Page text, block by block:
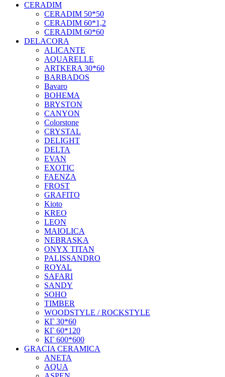
CERADIM
CERADIM 50*50
CERADIM 60*1,2
CERADIM 60*60
DELACORA
ALICANTE
AQUARELLE
ARTKERA 30*60
BARBADOS
Bavaro
BOHEMA
BRYSTON
CANYON
Colorstone
CRYSTAL
DELIGHT
DELTA
EVAN
EXOTIC
FAENZA
FROST
GRAFITO
Kioto
KREO
LEON
MAIOLICA
NEBRASKA
ONYX TITAN
PALISSANDRO
ROYAL
SAFARI
SANDY
SOHO
TIMBER
WOODSTYLE / ROCKSTYLE
КГ 30*60
КГ 60*120
КГ 600*600
GRACIA CERAMICA
ANETA
AQUA